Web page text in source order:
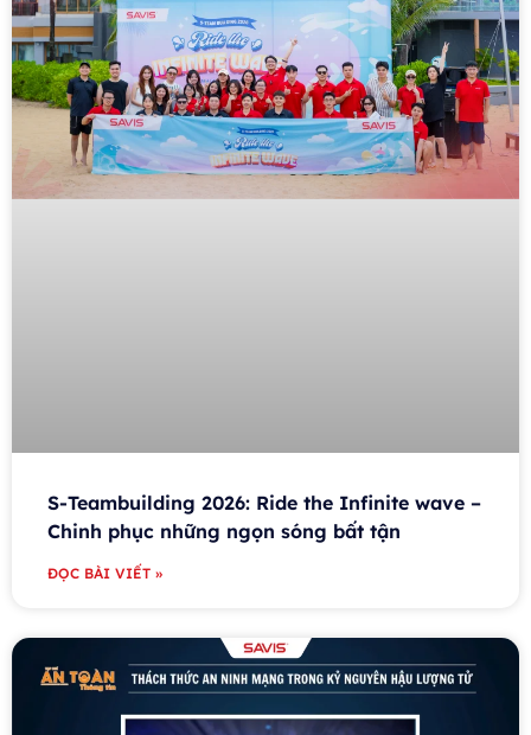
S-Teambuilding 2026: Ride the Infinite wave –
Chinh phục những ngọn sóng bất tận
ĐỌC BÀI VIẾT »